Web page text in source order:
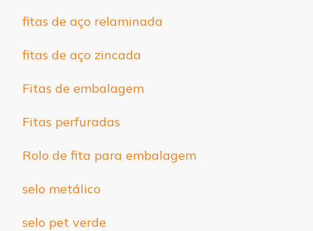
fitas de aço relaminada
fitas de aço zincada
Fitas de embalagem
Fitas perfuradas
Rolo de fita para embalagem
selo metálico
selo pet verde